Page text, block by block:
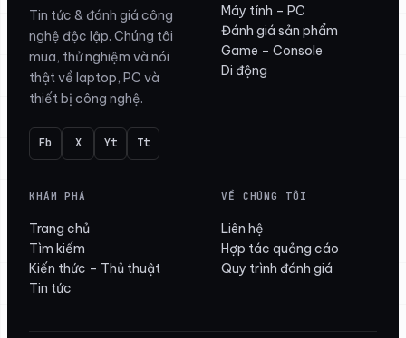
Tin tức & đánh giá công
nghệ độc lập. Chúng tôi
mua, thử nghiệm và nói
thật về laptop, PC và
thiết bị công nghệ.
Fb X Yt Tt
Máy tính – PC
Đánh giá sản phẩm
Game – Console
Di động
KHÁM PHÁ
Trang chủ
Tìm kiếm
Kiến thức – Thủ thuật
Tin tức
VỀ CHÚNG TÔI
Liên hệ
Hợp tác quảng cáo
Quy trình đánh giá